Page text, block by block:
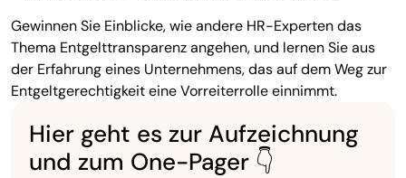
Gewinnen Sie Einblicke, wie andere HR-Experten das
Thema Entgelttransparenz angehen, und lernen Sie aus
der Erfahrung eines Unternehmens, das auf dem Weg zur
Entgeltgerechtigkeit eine Vorreiterrolle einnimmt.
Hier geht es zur Aufzeichnung
und zum One-Pager 👇